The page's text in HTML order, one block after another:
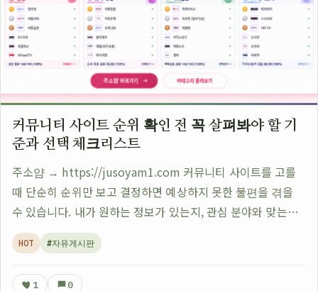
커뮤니티 사이트 순위 확인 전 꼭 살펴봐야 할 기
준과 선택 체크리스트
주소얌 → https://jusoyam1.com 커뮤니티 사이트를 고를
때 단순히 순위만 보고 결정하면 예상하지 못한 불편을 겪을
수 있습니다. 내가 원하는 정보가 있는지, 관심 분야와 맞는지,
이용 목적에 적합한지를 확인하지 않으면 방문 후 원하는 경험
을 얻기 어렵습…
HOT #자유게시판
1 0